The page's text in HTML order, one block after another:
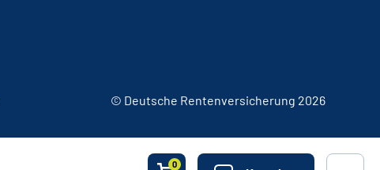
0
© Deutsche Rentenversicherung 2026